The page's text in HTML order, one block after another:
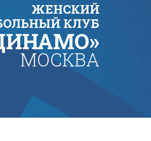
ЖЕНСКИЙ
КЛУБ
МОСКВА